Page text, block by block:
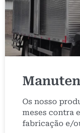
Os nosso
meses contra
fabricação e/